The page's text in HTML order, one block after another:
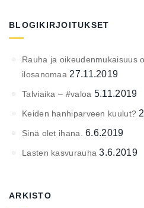
BLOGIKIRJOITUKSET
Rauha ja oikeudenmukaisuus
ilosanomaa 27.11.2019
Talviaika – #valoa 5.11.2019
Keiden hanhiparveen kuulut?
Sinä olet ihana. 6.6.2019
Lasten kasvurauha 3.6.2019
ARKISTO